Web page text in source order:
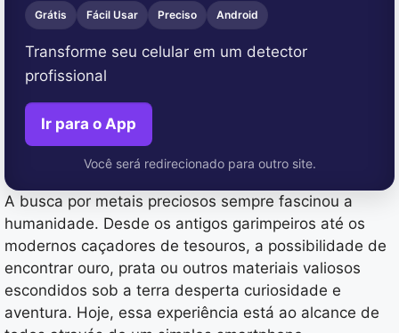
Grátis Fácil Usar Preciso Android
Transforme seu celular em um detector
profissional
Ir para o App
Você será redirecionado para outro site.
A busca por metais preciosos sempre fascinou a
humanidade. Desde os antigos garimpeiros até os
modernos caçadores de tesouros, a possibilidade de
encontrar ouro, prata ou outros materiais valiosos
escondidos sob a terra desperta curiosidade e
aventura. Hoje, essa experiência está ao alcance de